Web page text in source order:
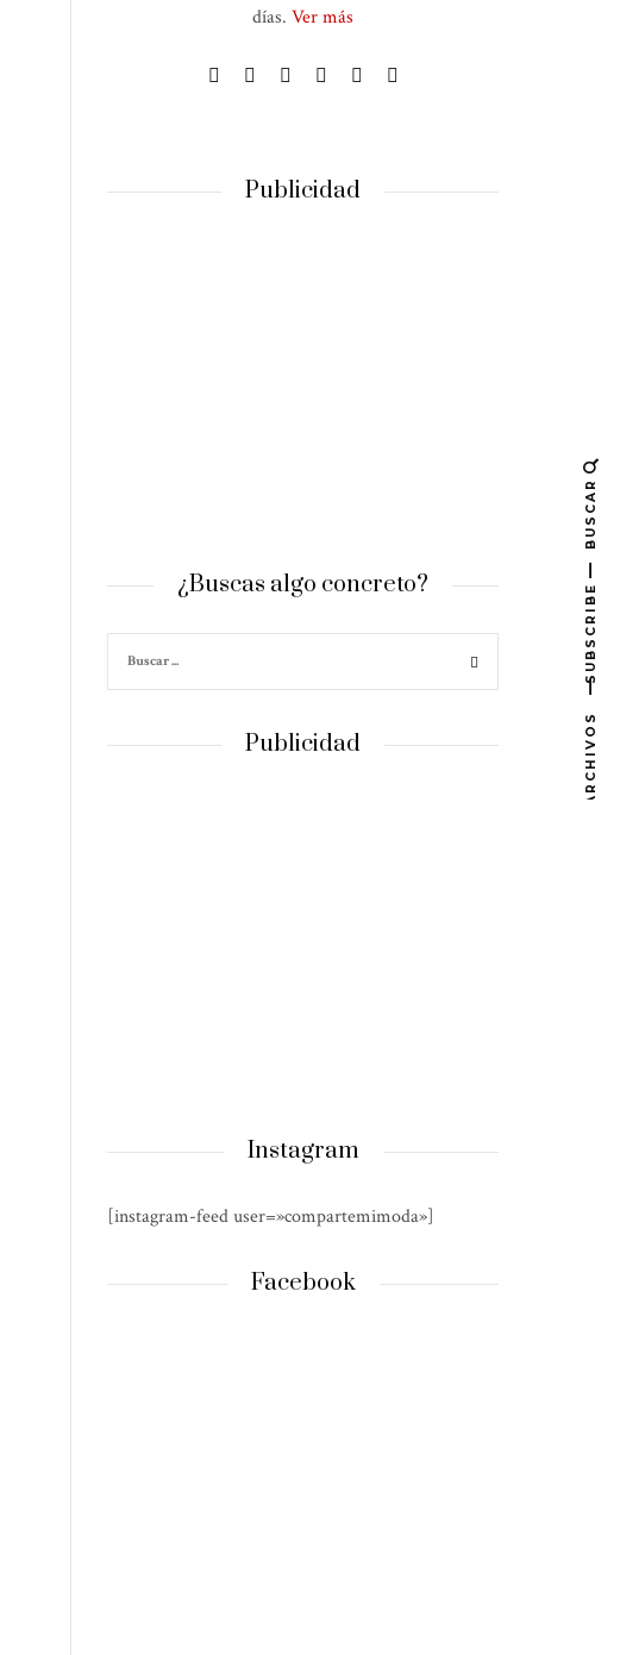
días. Ver más
Publicidad
¿Buscas algo concreto?
Publicidad
Instagram
[instagram-feed user=»compartemimoda»]
Facebook
BUSCAR
SUBSCRIBE
ARCHIVOS